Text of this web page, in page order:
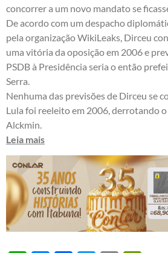
concorrer a um novo mandato se
De acordo com um despacho
pela organização WikiLeaks, Dirceu
uma vitória da oposição em 2006 e
PSDB à Presidência seria o então
Serra.
Nenhuma das previsões de Dirceu se
Lula foi reeleito em 2006, derrotando
Alckmin.
Leia mais